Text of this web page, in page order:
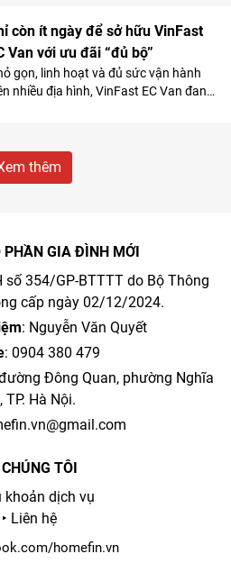
giữa rừng - biển, xem pháo hoa,
thức ẩm thực, lái thử xe VinFast
khám phá diện mạo siêu đô thị ESG++
tiên của Việt Nam - Vinhomes Green
còn ít ngày để sở hữu VinFast
Van với ưu đãi “đủ bộ”
gọn, linh hoạt và đủ sức vận hành
nhiều địa hình, VinFast EC Van đang
thêm
PHẦN GIA ĐÌNH MỚI
số 354/GP-BTTTT do Bộ Thông
cấp ngày 02/12/2024.
: Nguyễn Văn Quyết
: 0904 380 479
Đông Quan, phường Nghĩa
TP. Hà Nội.
TÔI
khoản dịch vụ
‣ Liên hệ
homefin.vn